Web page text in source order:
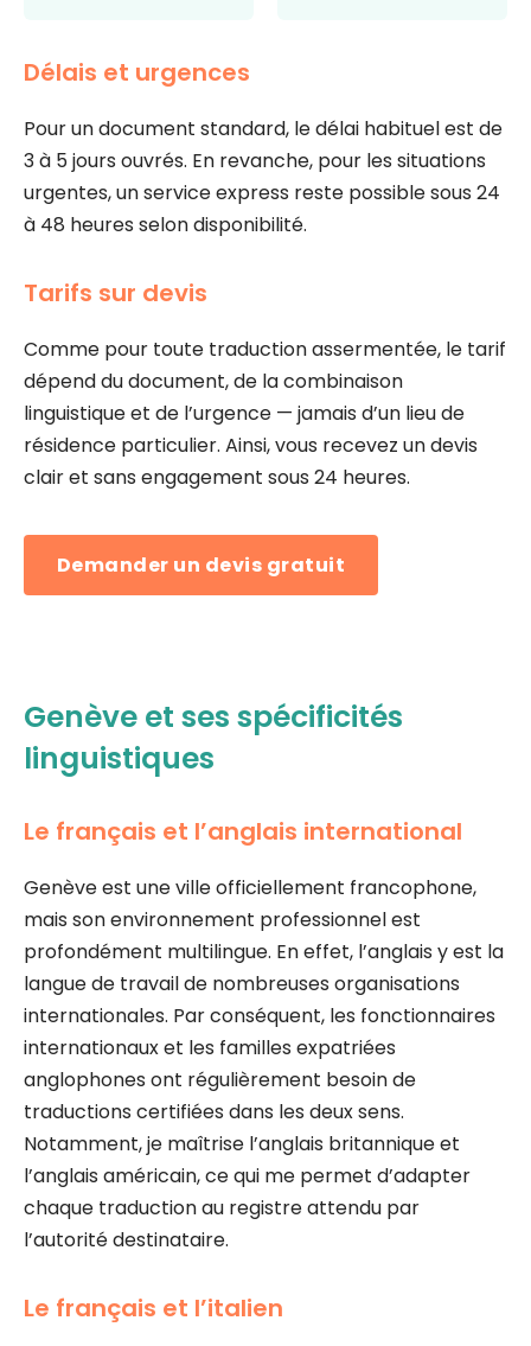
Délais et urgences
Pour un document standard, le délai habituel est de
3 à 5 jours ouvrés. En revanche, pour les situations
urgentes, un service express reste possible sous 24
à 48 heures selon disponibilité.
Tarifs sur devis
Comme pour toute traduction assermentée, le tarif
dépend du document, de la combinaison
linguistique et de l’urgence — jamais d’un lieu de
résidence particulier. Ainsi, vous recevez un devis
clair et sans engagement sous 24 heures.
Demander un devis gratuit
Genève et ses spécificités
linguistiques
Le français et l’anglais international
Genève est une ville officiellement francophone,
mais son environnement professionnel est
profondément multilingue. En effet, l’anglais y est la
langue de travail de nombreuses organisations
internationales. Par conséquent, les fonctionnaires
internationaux et les familles expatriées
anglophones ont régulièrement besoin de
traductions certifiées dans les deux sens.
Notamment, je maîtrise l’anglais britannique et
l’anglais américain, ce qui me permet d’adapter
chaque traduction au registre attendu par
l’autorité destinataire.
Le français et l’italien